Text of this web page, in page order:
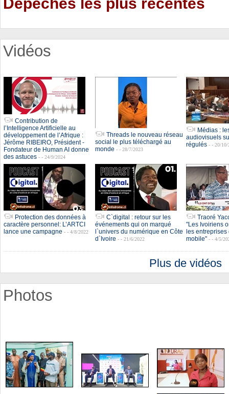
Vidéos
Contribution de
l’Intelligence Artificielle au
développement de l’Afrique :
Jérôme RIBEIRO, Président -
Fondateur de Human AI donne
des astuces - - 24/9/2024
Threads le nouveau réseau
social le plus téléchargé au
monde - - 28/7/2023
Médias :
audiovisuels
régulés - - 20/10/
Protection des données à
caractère personnel: L’ARTCI
lance une campagne - - 4/8/2022
C`digital : retour sur les
événements qui on marqué
l`univers du numérique en Côte
d`Ivoire - - 21/6/2022
Traoré
"Les Ivoiriens
les
mobile" - - 4/5/
Plus de vidéos
Photos